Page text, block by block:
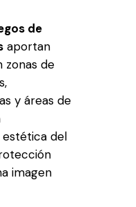
de
aportan
zonas de
y áreas de
del
imagen